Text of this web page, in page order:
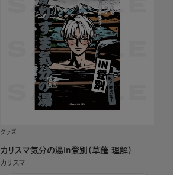
グッズ
カリスマ気分の湯in登別（草薙 理解）
カリスマ